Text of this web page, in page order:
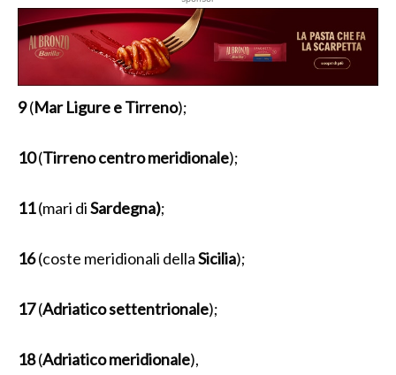
9(Mar Ligure e Tirreno);
10(Tirreno centro meridionale);
11(mari diSardegna);
16(coste meridionali dellaSicilia);
17(Adriaticosettentrionale);
18(Adriatico meridionale),